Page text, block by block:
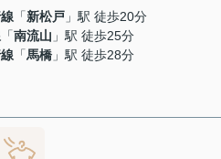
「新松戸 」駅 徒歩20分
「南流山 」駅 徒歩25分
「馬橋 」駅 徒歩28分